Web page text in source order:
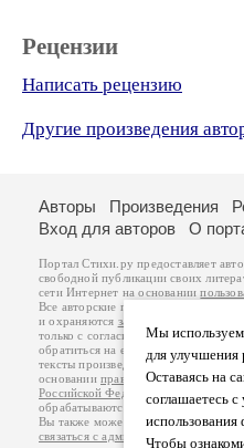
Рецензии
Написать рецензию
Другие произведения
Мы
для улучшения
Оставаясь на
соглашаетесь
использования
Чтобы
Авторы Произведения
Вход для авторов
О
Портал Стихи.ру предоставляет
свободной публикации своих
сети Интернет на основании
Все авторские права на
и охраняются законом
.
только с согласия его автора, к
обратиться на его авторской
тексты произведений авторы несут
основанииправил публикациии
Российской Федерации
обрабатываются на основании
Вы также можете посмотреть
связаться с администрацией